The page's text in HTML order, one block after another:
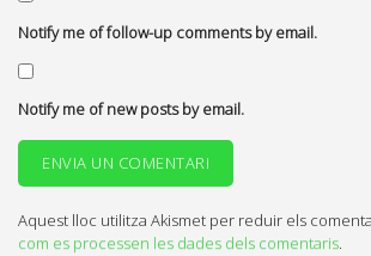
Notify me of follow-up comments by email.
Notify me of new posts by email.
Aquest lloc utilitza Akismet per reduir els
com es processen les dades dels comentaris.